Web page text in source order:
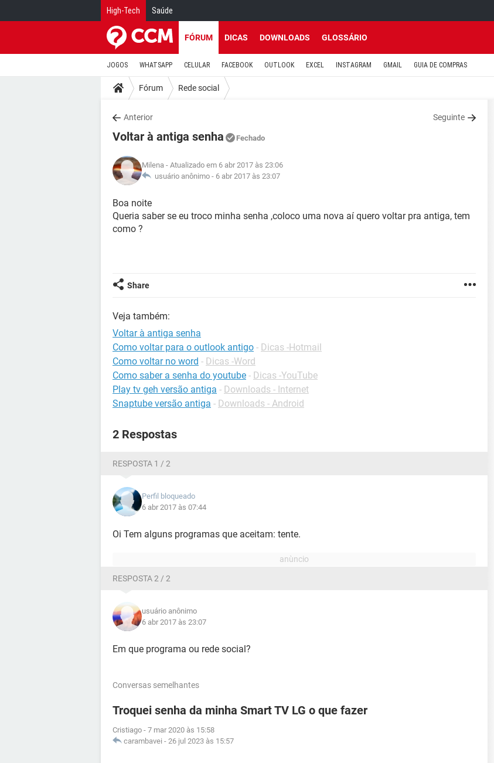
High-Tech Saúde
FÓRUM DICAS DOWNLOADS GLOSSÁRIO
JOGOS WHATSAPP CELULAR FACEBOOK OUTLOOK EXCEL INSTAGRAM GMAIL GUIA DE COMPRAS
Fórum Rede social
Anterior Seguinte
Voltar à antiga senha Fechado
Milena - Atualizado em 6 abr 2017 às 23:06
usuário anônimo - 6 abr 2017 às 23:07
Boa noite
Queria saber se eu troco minha senha ,coloco uma nova aí quero voltar pra antiga, tem
como ?
Share
Veja também:
Voltar à antiga senha
Como voltar para o outlook antigo - Dicas -Hotmail
Como voltar no word - Dicas -Word
Como saber a senha do youtube - Dicas -YouTube
Play tv geh versão antiga - Downloads - Internet
Snaptube versão antiga - Downloads - Android
2 Respostas
RESPOSTA 1 / 2
Perfil bloqueado
6 abr 2017 às 07:44
Oi Tem alguns programas que aceitam: tente.
RESPOSTA 2 / 2
usuário anônimo
6 abr 2017 às 23:07
Em que programa ou rede social?
Conversas semelhantes
Troquei senha da minha Smart TV LG o que fazer
Cristiago - 7 mar 2020 às 15:58
carambavei - 26 jul 2023 às 15:57